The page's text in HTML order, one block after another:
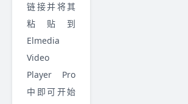
链接并将其
粘贴到
Elmedia
Video
Player Pro
中即可开始